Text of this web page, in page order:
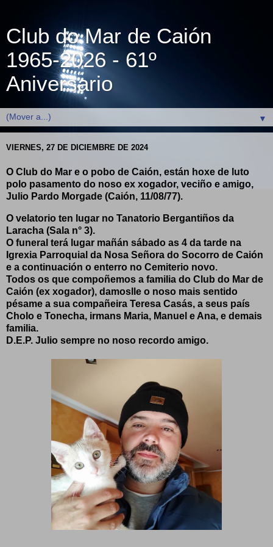
Club do Mar de Caión
1965-2026 - 61º
Aniversario
▼
VIERNES, 27 DE DICIEMBRE DE 2024
O Club do Mar e o pobo de Caión, están hoxe de luto
polo pasamento do noso ex xogador, veciño e amigo,
Julio Pardo Morgade (Caión, 11/08/77).
O velatorio ten lugar no Tanatorio Bergantiños da
Laracha (Sala n° 3).
O funeral terá lugar mañán sábado as 4 da tarde na
Igrexia Parroquial da Nosa Señora do Socorro de Caión
e a continuación o enterro no Cemiterio novo.
Todos os que compoñemos a familia do Club do Mar de
Caión (ex xogador), damoslle o noso mais sentido
pésame a sua compañeira Teresa Casás, a seus país
Cholo e Tonecha, irmans Maria, Manuel e Ana, e demais
familia.
D.E.P. Julio sempre no noso recordo amigo.